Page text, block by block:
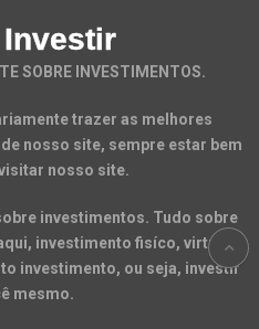
SOBRE INVESTIMENTOS.
trazer as melhores
nosso site, sempre estar bem
nosso site.
investimentos. Tudo sobre
investimento fisíco, virtual,
investimento, ou seja, investir
mesmo.